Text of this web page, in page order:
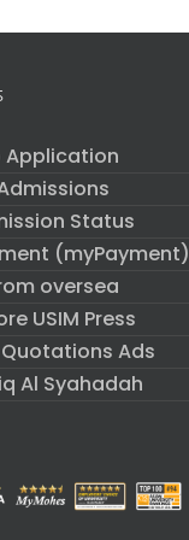
Application
Status
(myPayment)
oversea
USIM Press
Ads
Al Syahadah